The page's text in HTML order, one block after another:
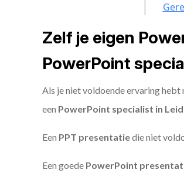
Zelf je eigen
PowerPoint
Als je niet voldoende ervaring hebt
een PowerPoint specialist in
Een PPT presentatiedie niet
Een goede PowerPoint